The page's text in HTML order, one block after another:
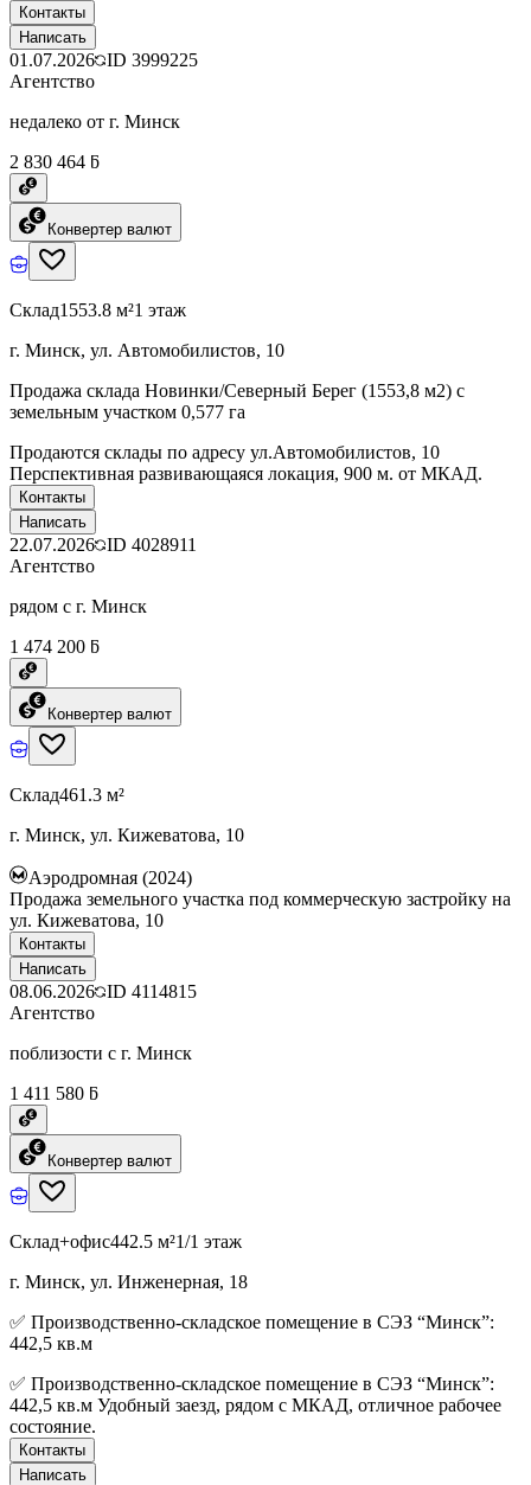
Контакты
Написать
01.07.2026 ID 3999225
Агентство
недалеко от г. Минск
2 830 464 ƃ
Конвертер валют
Склад1553.8 м²1 этаж
г. Минск, ул. Автомобилистов, 10
Продажа склада Новинки/Северный Берег (1553,8 м2) с
земельным участком 0,577 га
Продаются склады по адресу ул.Автомобилистов, 10
Перспективная развивающаяся локация, 900 м. от МКАД.
Контакты
Написать
22.07.2026 ID 4028911
Агентство
рядом с г. Минск
1 474 200 ƃ
Конвертер валют
Склад461.3 м²
г. Минск, ул. Кижеватова, 10
Аэродромная (2024)
Продажа земельного участка под коммерческую застройку на
ул. Кижеватова, 10
Контакты
Написать
08.06.2026 ID 4114815
Агентство
поблизости с г. Минск
1 411 580 ƃ
Конвертер валют
Склад+офис442.5 м²1/1 этаж
г. Минск, ул. Инженерная, 18
✅ Производственно-складское помещение в СЭЗ “Минск”:
442,5 кв.м
✅ Производственно-складское помещение в СЭЗ “Минск”:
442,5 кв.м Удобный заезд, рядом с МКАД, отличное рабочее
состояние.
Контакты
Написать